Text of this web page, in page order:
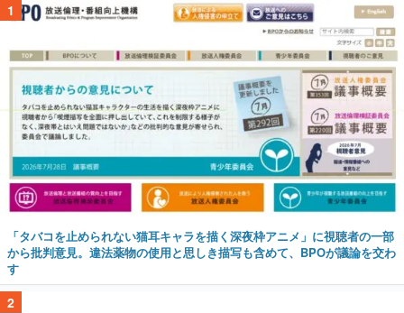
1
「タバコを止められない猫耳キャラを描く深夜枠アニメ」に視聴者の一部
から批判意見。違法薬物の使用と思しき描写も含めて、BPOが議論を交わ
す
2